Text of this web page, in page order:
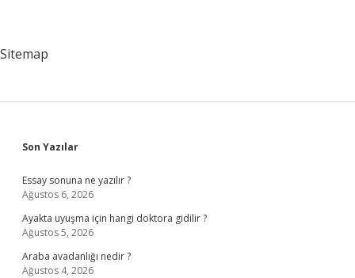
Sitemap
Sidebar
Son Yazılar
Essay sonuna ne yazılır ?
Ağustos 6, 2026
Ayakta uyuşma için hangi doktora gidilir ?
Ağustos 5, 2026
Araba avadanlığı nedir ?
Ağustos 4, 2026